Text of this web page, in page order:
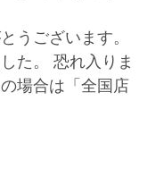
うございます。
た。 恐れ入りま
場合は「全国店